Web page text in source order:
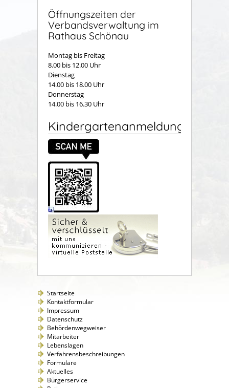
Öffnungszeiten der
Verbandsverwaltung im
Rathaus Schönau
Montag bis Freitag
8.00 bis 12.00 Uhr
Dienstag
14.00 bis 18.00 Uhr
Donnerstag
14.00 bis 16.30 Uhr
Kindergartenanmeldung
Startseite
Kontaktformular
Impressum
Datenschutz
Behördenwegweiser
Mitarbeiter
Lebenslagen
Verfahrensbeschreibungen
Formulare
Aktuelles
Bürgerservice